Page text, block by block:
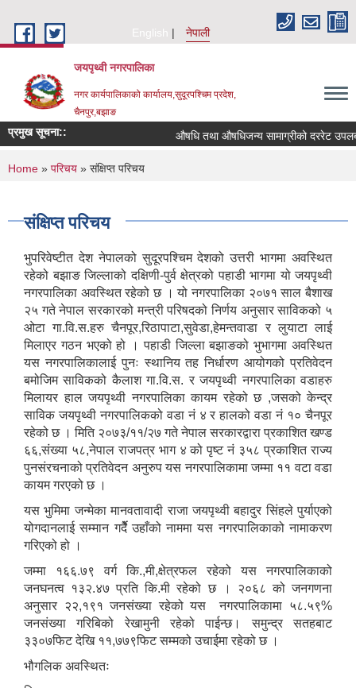
English
नेपाली
जयपृथ्वी नगरपालिका
नगर कार्यपालिकाको कार्यालय,सुदूरपश्चिम प्रदेश,
चैनपुर,बझाङ
प्रमुख सूचना:: औषधि तथा औषधिजन्य सामाग्रीको दररेट
You are here
Home » परिचय » संक्षिप्त परिचय
संक्षिप्त परिचय
भुपरिवेष्टीत देश नेपालको सुदूरपश्‍चिम देशको उत्तरी भागमा अवस्थित
रहेको बझाङ जिल्लाको दक्षिणी-पुर्व क्षेत्रको पहाडी भागमा यो जयपृथ्वी
नगरपालिका अवस्थित रहेको छ । यो नगरपालिका २०७१ साल बैशाख
२५ गते नेपाल सरकारको मन्त्री परिषदको निर्णय अनुसार साविकको ५
ओटा गा.वि.स.हरु चैनपूर,रिठापाटा,सुवेडा,हेमन्तवाडा र लुयाटा लाई
मिलाएर गठन भएको हो । पहाडी जिल्ला बझाङको भुभागमा अवस्थित
यस नगरपालिकालाई पुनः स्थानिय तह निर्धारण आयोगको प्रतिवेदन
बमोजिम साविकको कैलाश गा.वि.स. र जयपृथ्वी नगरपालिका वडाहरु
मिलायर हाल जयपृथ्वी नगरपालिका कायम रहेको छ ,जसको केन्द्र
साविक जयपृथ्वी नगरपालिकको वडा नं ४ र हालको वडा नं १० चैनपूर
रहेको छ । मिति २०७३/११/२७ गते नेपाल सरकारद्वारा प्रकाशित खण्ड
६६,संख्या ५८,नेपाल राजपत्र भाग ४ को पृष्ट नं ३५८ प्रकाशित राज्य
पुनसंरचनाको प्रतिवेदन अनुरुप यस नगरपालिकामा जम्मा ११ वटा वडा
कायम गरएको छ ।
यस भुमिमा जन्मेका मानवतावादी राजा जयपृथ्वी बहादुर सिंहले पुर्याएको
योगदानलाई सम्मान गर्देै उहाँको नाममा यस नगरपालिकाको नामाकरण
गरिएको हो ।
जम्मा १६६.७९ वर्ग कि.,मी,क्षेत्रफल रहेको यस नगरपालिकाको
जनघनत्व १३२.४७ प्रति कि.मी रहेको छ । २०६८ को जनगणना
अनुसार २२,१९१ जनसंख्या रहेको यस नगरपालिकामा ५८.५९%
जनसंख्या गरिबिको रेखामुनी रहेको पाईन्छ। समुन्द्र सतहबाट
३३०७फिट देखि ११,७७९फिट सम्मको उचाईमा रहेको छ ।
भौगलिक अवस्थितः